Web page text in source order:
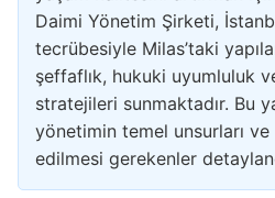
Daimi Yönetim Şirketi,
tecrübesiyle Milas’taki
şeffaflık, hukuki uyumluluk
stratejileri sunmaktadır. Bu
yönetimin temel unsurları
edilmesi gerekenler